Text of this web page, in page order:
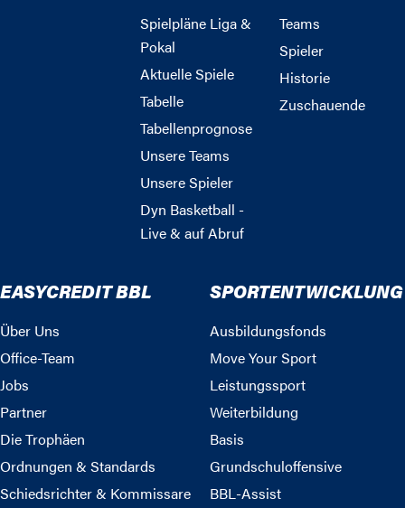
Spielpläne Liga &
Pokal
Aktuelle Spiele
Tabelle
Tabellenprognose
Unsere Teams
Unsere Spieler
Dyn Basketball -
Live & auf Abruf
Teams
Spieler
Historie
Zuschauende
EASYCREDIT BBL
Über Uns
Office-Team
Jobs
Partner
Die Trophäen
Ordnungen & Standards
Schiedsrichter & Kommissare
SPORTENTWICKLUNG
Ausbildungsfonds
Move Your Sport
Leistungssport
Weiterbildung
Basis
Grundschuloffensive
BBL-Assist